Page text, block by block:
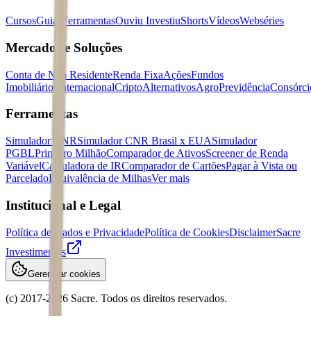
CursosGuias FerramentasOuviu InvestiuShortsVídeosWebséries
Mercados e Soluções
Conta de Não ResidenteRenda FixaAçõesFundos
Imobiliários
InternacionalCriptoAlternativosAgroPrevidência
Ferramentas
Simulador CNRSimulador CNR Brasil x EUASimulador
PGBLPrimeiro MilhãoComparador de AtivosScreener de Renda
VariávelCalculadora de IRComparador de CartõesPagar à Vista ou
ParceladoEquivalência de MilhasVer mais
Institucional e Legal
Política de Dados e PrivacidadePolítica de CookiesDisclaimerSacre
Investimentos
Gerenciar cookies
(c) 2017-2026 Sacre. Todos os direitos reservados.